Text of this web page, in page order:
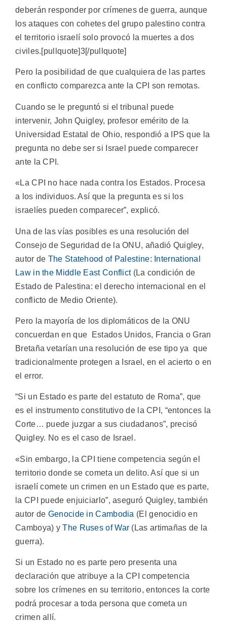
deberán responder por crímenes de guerra, aunque
los ataques con cohetes del grupo palestino contra
el territorio israelí solo provocó la muertes a dos
civiles.[pullquote]3[/pullquote]
Pero la posibilidad de que cualquiera de las partes
en conflicto comparezca ante la CPI son remotas.
Cuando se le preguntó si el tribunal puede
intervenir, John Quigley, profesor emérito de la
Universidad Estatal de Ohio, respondió a IPS que la
pregunta no debe ser si Israel puede comparecer
ante la CPI.
«La CPI no hace nada contra los Estados. Procesa
a los individuos. Así que la pregunta es si los
israelíes pueden comparecer”, explicó.
Una de las vías posibles es una resolución del
Consejo de Seguridad de la ONU, añadió Quigley,
autor de The Statehood of Palestine: International
Law in the Middle East Conflict (La condición de
Estado de Palestina: el derecho internacional en el
conflicto de Medio Oriente).
Pero la mayoría de los diplomáticos de la ONU
concuerdan en que Estados Unidos, Francia o Gran
Bretaña vetarían una resolución de ese tipo ya que
tradicionalmente protegen a Israel, en el acierto o en
el error.
“Si un Estado es parte del estatuto de Roma”, que
es el instrumento constitutivo de la CPI, “entonces la
Corte… puede juzgar a sus ciudadanos”, precisó
Quigley. No es el caso de Israel.
«Sin embargo, la CPI tiene competencia según el
territorio donde se cometa un delito. Así que si un
israelí comete un crimen en un Estado que es parte,
la CPI puede enjuiciarlo”, aseguró Quigley, también
autor de Genocide in Cambodia (El genocidio en
Camboya) yThe Ruses of War (Las artimañas de la
guerra).
Si un Estado no es parte pero presenta una
declaración que atribuye a la CPI competencia
sobre los crímenes en su territorio, entonces la corte
podrá procesar a toda persona que cometa un
crimen allí.